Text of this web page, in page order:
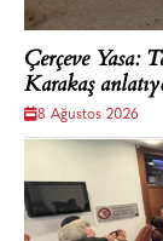
Çerçeve Yasa:
Karakaş
8 Ağustos 2026